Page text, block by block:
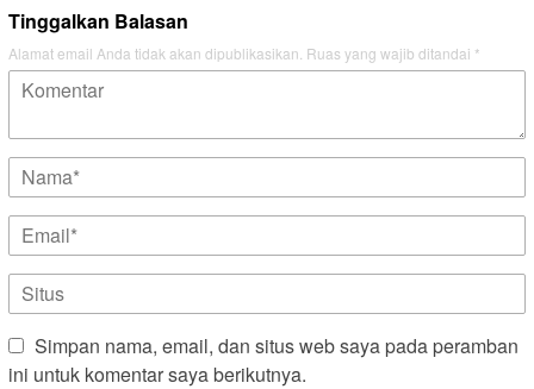
Tinggalkan Balasan
Alamat email Anda tidak akan dipublikasikan. Ruas yang wajib ditandai *
Simpan nama, email, dan situs web saya pada peramban
ini untuk komentar saya berikutnya.